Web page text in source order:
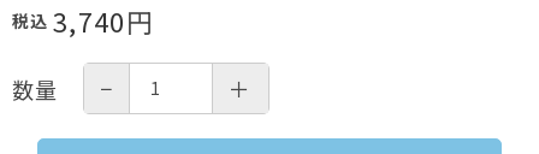
税込 3,740円
数量 − ＋